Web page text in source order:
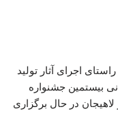
اجرای آثار تولید
بیستمین جشنواره
در حال برگزاری